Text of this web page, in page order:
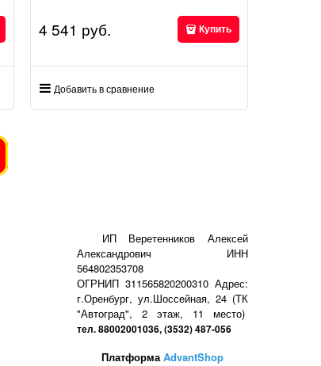
4 541 руб. Купить
Добавить в сравнение
ИП Веретенников Алексей
Александрович ИНН
564802353708
ОГРНИП 311565820200310 Адрес:
г.Оренбург, ул.Шоссейная, 24 (ТК
"Автоград", 2 этаж, 11 место)
тел. 88002001036, (3532) 487-056
ПлатформаAdvantShop